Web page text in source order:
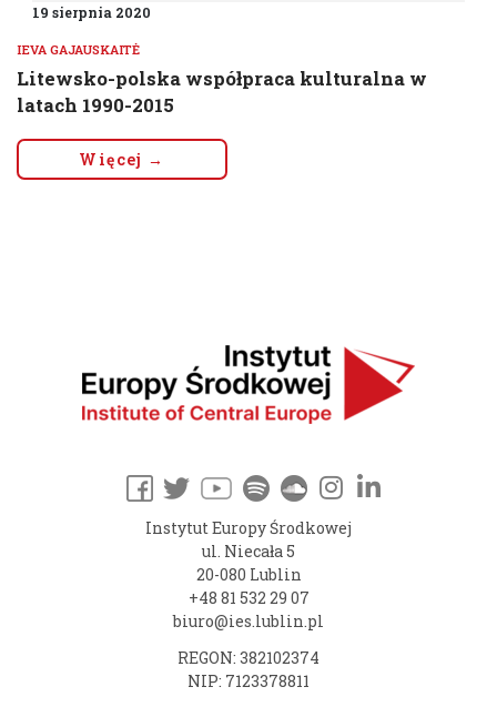
19 sierpnia 2020
IEVA GAJAUSKAITĖ
Litewsko-polska współpraca kulturalna w
latach 1990-2015
Więcej →
Instytut Europy Środkowej
ul. Niecała 5
20-080 Lublin
+48 81 532 29 07
biuro@ies.lublin.pl
REGON: 382102374
NIP: 7123378811